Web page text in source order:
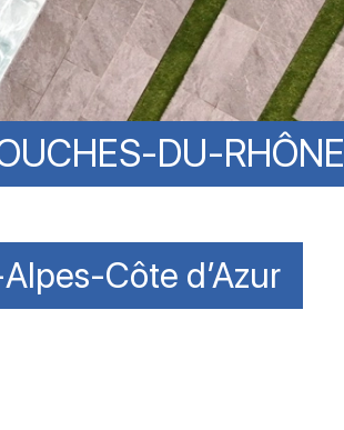
DU-RHÔNE
Côte d’Azur